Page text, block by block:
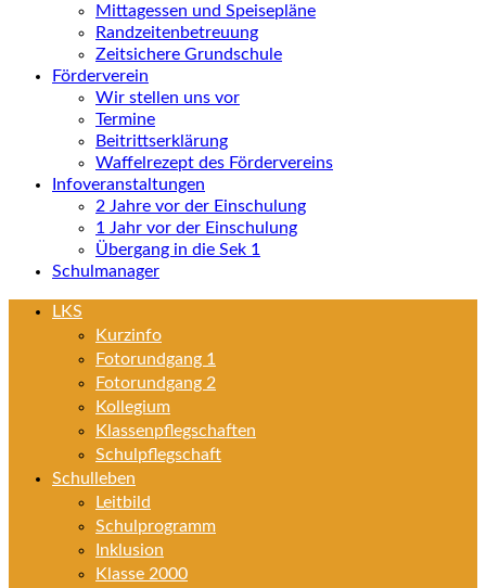
Mittagessen und Speisepläne
Randzeitenbetreuung
Zeitsichere Grundschule
Förderverein
Wir stellen uns vor
Termine
Beitrittserklärung
Waffelrezept des Fördervereins
Infoveranstaltungen
2 Jahre vor der Einschulung
1 Jahr vor der Einschulung
Übergang in die Sek 1
Schulmanager
LKS
Kurzinfo
Fotorundgang 1
Fotorundgang 2
Kollegium
Klassenpflegschaften
Schulpflegschaft
Schulleben
Leitbild
Schulprogramm
Inklusion
Klasse 2000